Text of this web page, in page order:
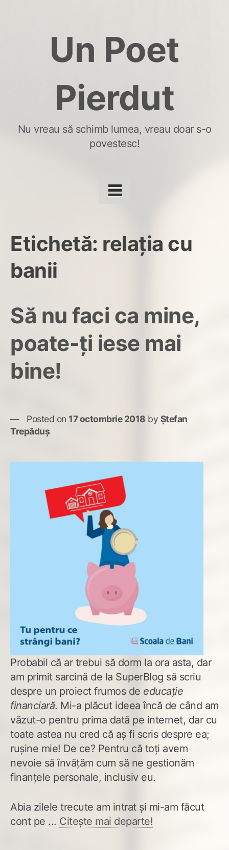
Un Poet
Pierdut
Nu vreau să schimb lumea, vreau doar s-o
povestesc!
Etichetă: relația cu
banii
Să nu faci ca mine,
poate-ți iese mai
bine!
Posted on 17 octombrie 2018 by Ștefan
Trepăduș
Probabil că ar trebui să dorm la ora asta, dar
am primit sarcină de la SuperBlog să scriu
despre un proiect frumos de educație
financiară. Mi-a plăcut ideea încă de când am
văzut-o pentru prima dată pe internet, dar cu
toate astea nu cred că aș fi scris despre ea;
rușine mie! De ce? Pentru că toți avem
nevoie să învățăm cum să ne gestionăm
finanțele personale, inclusiv eu.
Abia zilele trecute am intrat și mi-am făcut
cont pe ... Citește mai departe!